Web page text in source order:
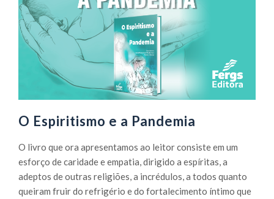
O Espiritismo e a Pandemia
O livro que ora apresentamos ao leitor consiste em um
esforço de caridade e empatia, dirigido a espíritas, a
adeptos de outras religiões, a incrédulos, a todos quanto
queiram fruir do refrigério e do fortalecimento íntimo que